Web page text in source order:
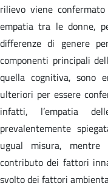
rilievo viene
empatia tra le donne,
differenze di genere
componenti principali
quella cognitiva, sono
ulteriori per essere
infatti, l’empatia
prevalentemente
ugual misura,
contributo dei fattori
svolto dei fattori